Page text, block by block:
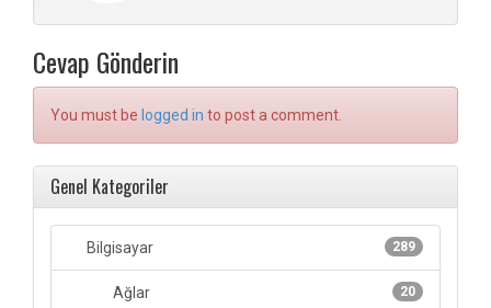
Cevap Gönderin
You must be logged in to post a comment.
Genel Kategoriler
289
Bilgisayar
20
Ağlar